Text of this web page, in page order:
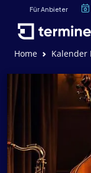
Für Anbieter
Home Kalender